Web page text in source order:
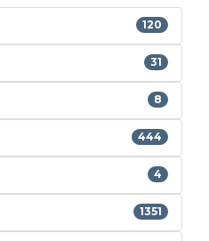
120
31
8
444
4
1351